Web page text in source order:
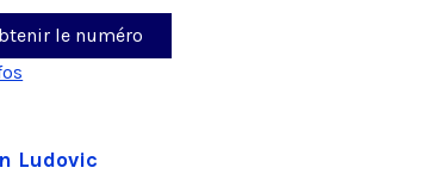
le numéro
Ludovic